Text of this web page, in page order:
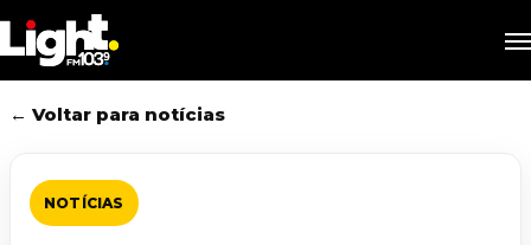
to
main
content
← Voltar para notícias
NOTÍCIAS